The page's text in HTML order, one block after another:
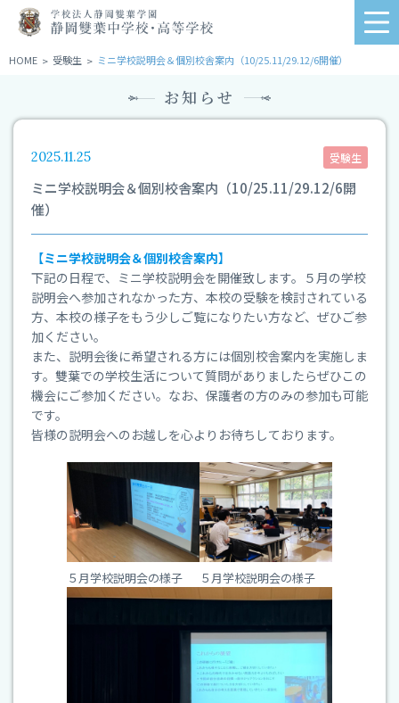
学
校
法
岡
校・
HOME > 受験生 > ミニ学校説明会＆個別校舎案内（10/25.11/29.12/6開催）
お知らせ
2025.11.25 受験生
ミニ学校説明会＆個別校舎案内（10/25.11/29.12/6開
催）
【ミニ学校説明会＆個別校舎案内】
下記の日程で、ミニ学校説明会を開催致します。５月の学校
説明会へ参加されなかった方、本校の受験を検討されている
方、本校の様子をもう少しご覧になりたい方など、ぜひご参
加ください。
また、説明会後に希望される方には個別校舎案内を実施しま
す。雙葉での学校生活について質問がありましたらぜひこの
機会にご参加ください。なお、保護者の方のみの参加も可能
です。
皆様の説明会へのお越しを心よりお待ちしております。
５月学校説明会の様子 ５月学校説明会の様子